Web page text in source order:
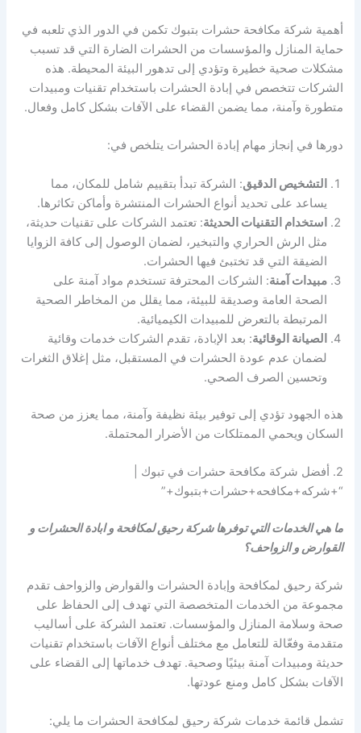
أهمية شركة مكافحة حشرات بتبوك تكمن في الدور الذي تلعبه في
حماية المنازل والمؤسسات من الحشرات الضارة التي قد تسبب
مشكلات صحية خطيرة وتؤدي إلى تدهور البيئة المحيطة. هذه
الشركات تتخصص في إبادة الحشرات باستخدام تقنيات ومبيدات
متطورة وآمنة، مما يضمن القضاء على الآفات بشكل كامل وفعال.
دورها في إنجاز مهام إبادة الحشرات يتلخص في:
التشخيص الدقيق: الشركة تبدأ بتقييم شامل للمكان، مما
يساعد على تحديد أنواع الحشرات المنتشرة وأماكن تكاثرها.
استخدام التقنيات الحديثة: تعتمد الشركات على تقنيات حديثة،
مثل الرش الحراري والتبخير، لضمان الوصول إلى كافة الزوايا
الضيقة التي قد تختبئ فيها الحشرات.
مبيدات آمنة: الشركات المحترفة تستخدم مواد آمنة على
الصحة العامة وصديقة للبيئة، مما يقلل من المخاطر الصحية
المرتبطة بالتعرض للمبيدات الكيميائية.
الصيانة الوقائية: بعد الإبادة، تقدم الشركات خدمات وقائية
لضمان عدم عودة الحشرات في المستقبل، مثل إغلاق الثغرات
وتحسين الصرف الصحي.
هذه الجهود تؤدي إلى توفير بيئة نظيفة وآمنة، مما يعزز من صحة
السكان ويحمي الممتلكات من الأضرار المحتملة.
2. أفضل شركة مكافحة حشرات في تبوك |
“+شركه+مكافحه+حشرات+بتبوك+”
ما هي الخدمات التي توفرها شركة رحيق لمكافحة و ابادة الحشرات و
القوارض و الزواحف؟
شركة رحيق لمكافحة وإبادة الحشرات والقوارض والزواحف تقدم
مجموعة من الخدمات المتخصصة التي تهدف إلى الحفاظ على
صحة وسلامة المنازل والمؤسسات. تعتمد الشركة على أساليب
متقدمة وفعّالة للتعامل مع مختلف أنواع الآفات باستخدام تقنيات
حديثة ومبيدات آمنة بيئيًا وصحية. تهدف خدماتها إلى القضاء على
الآفات بشكل كامل ومنع عودتها.
تشمل قائمة خدمات شركة رحيق لمكافحة الحشرات ما يلي: